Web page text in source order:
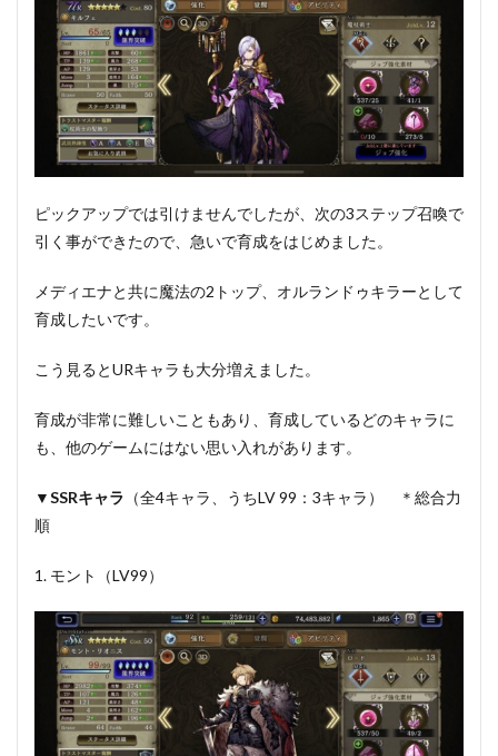
ピックアップでは引けませんでしたが、次の3ステップ召喚で
引く事ができたので、急いで育成をはじめました。
メディエナと共に魔法の2トップ、オルランドゥキラーとして
育成したいです。
こう見るとURキャラも大分増えました。
育成が非常に難しいこともあり、育成しているどのキャラに
も、他のゲームにはない思い入れがあります。
▼SSRキャラ
（全4キャラ、うちLV 99：3キャラ） ＊総合力
順
1. モント（LV99）